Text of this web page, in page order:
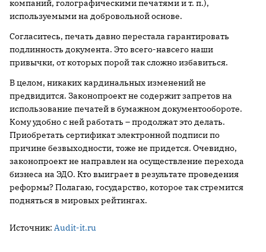
компаний, голографическими печатями и т. п.),
используемыми на добровольной основе.
Согласитесь, печать давно перестала гарантировать
подлинность документа. Это всего-навсего наши
привычки, от которых порой так сложно избавиться.
В целом, никаких кардинальных изменений не
предвидится. Законопроект не содержит запретов на
использование печатей в бумажном документообороте.
Кому удобно с ней работать – продолжат это делать.
Приобретать сертификат электронной подписи по
причине безвыходности, тоже не придется. Очевидно,
законопроект не направлен на осуществление перехода
бизнеса на ЭДО. Кто выиграет в результате проведения
реформы? Полагаю, государство, которое так стремится
подняться в мировых рейтингах.
Источник: Audit-it.ru